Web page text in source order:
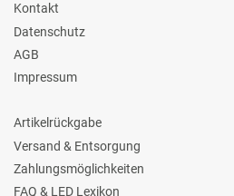
Kontakt
Datenschutz
AGB
Impressum
Artikelrückgabe
Versand & Entsorgung
Zahlungsmöglichkeiten
FAQ & LED Lexikon